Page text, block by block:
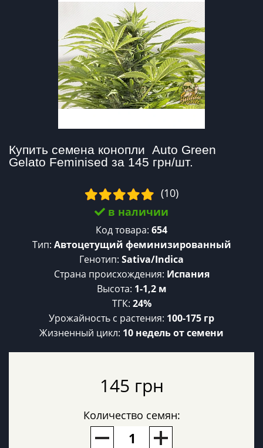
Купить семена конопли  Auto Green
Gelato Feminised за 145 грн/шт.
(10)
в наличии
Код товара: 654
Тип: Автоцетущий феминизированный
Генотип: Sativa/Indica
Страна происхождения: Испания
Высота: 1-1,2 м
ТГК: 24%
Урожайность c растения: 100-175 гр
Жизненный цикл: 10 недель от семени
145 грн
Количество семян: